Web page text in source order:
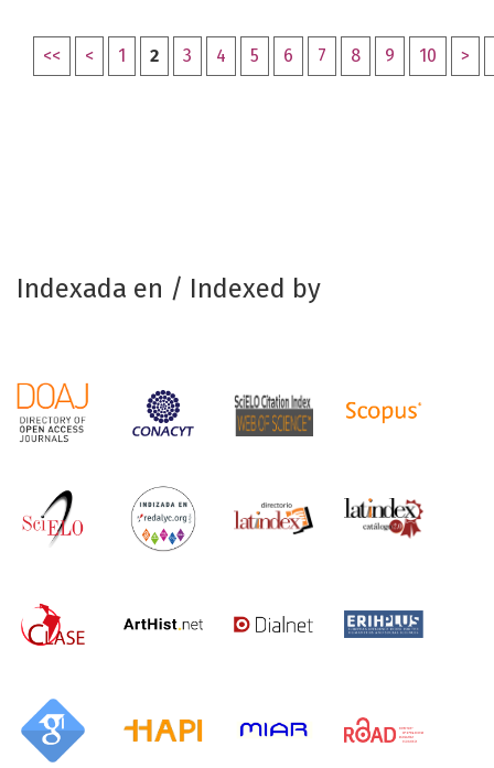
<< < 1 2 3 4 5 6 7 8 9 10 >
Indexada en / Indexed by